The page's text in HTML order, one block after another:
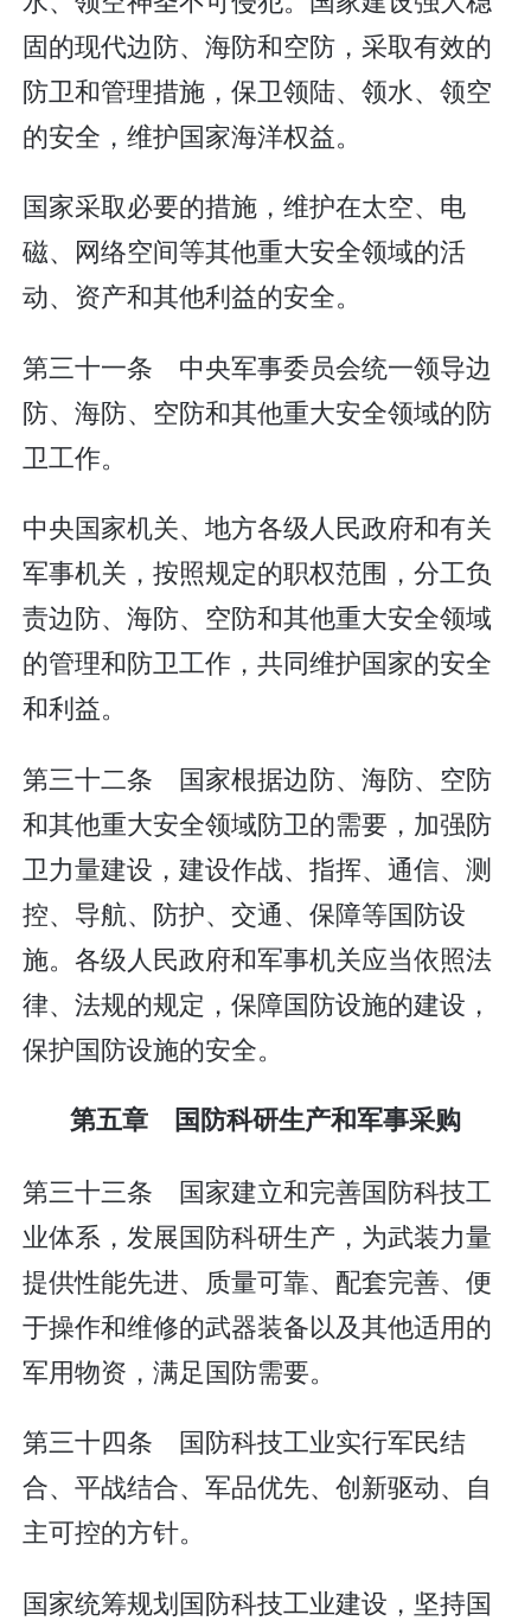
固的现代边防、海防和空防，采取有效的
防卫和管理措施，保卫领陆、领水、领空
的安全，维护国家海洋权益。
国家采取必要的措施，维护在太空、电
磁、网络空间等其他重大安全领域的活
动、资产和其他利益的安全。
第三十一条 中央军事委员会统一领导边
防、海防、空防和其他重大安全领域的防
卫工作。
中央国家机关、地方各级人民政府和有关
军事机关，按照规定的职权范围，分工负
责边防、海防、空防和其他重大安全领域
的管理和防卫工作，共同维护国家的安全
和利益。
第三十二条 国家根据边防、海防、空防
和其他重大安全领域防卫的需要，加强防
卫力量建设，建设作战、指挥、通信、测
控、导航、防护、交通、保障等国防设
施。各级人民政府和军事机关应当依照法
律、法规的规定，保障国防设施的建设，
保护国防设施的安全。
第五章 国防科研生产和军事采购
第三十三条 国家建立和完善国防科技工
业体系，发展国防科研生产，为武装力量
提供性能先进、质量可靠、配套完善、便
于操作和维修的武器装备以及其他适用的
军用物资，满足国防需要。
第三十四条 国防科技工业实行军民结
合、平战结合、军品优先、创新驱动、自
主可控的方针。
国家统筹规划国防科技工业建设，坚持国